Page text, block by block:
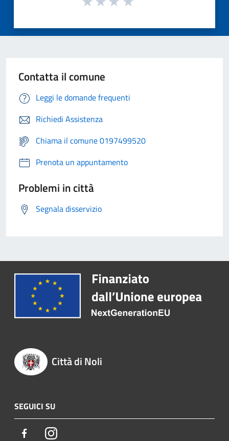
Contatta il comune
Leggi le domande frequenti
Richiedi Assistenza
Chiama il comune 0197499520
Prenota un appuntamento
Problemi in città
Segnala disservizio
Città di Noli
SEGUICI SU
FacebookInstagram